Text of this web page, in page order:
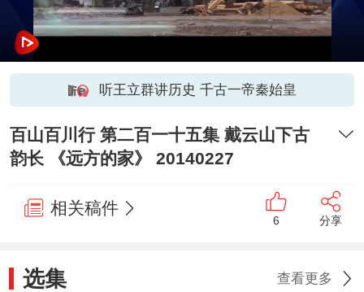
听王立群讲历史 千古一帝秦始皇
百山百川行 第二百一十五集 戴云山下古
韵长 《远方的家》 20140227
相关稿件
6 分享
选集 查看更多